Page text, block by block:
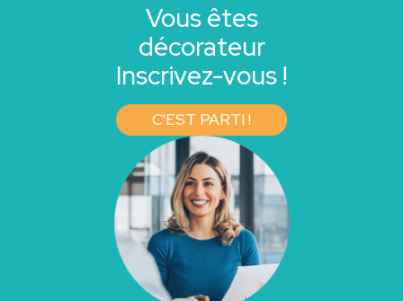
Vous êtes
décorateur
Inscrivez-vous !
C'EST PARTI !